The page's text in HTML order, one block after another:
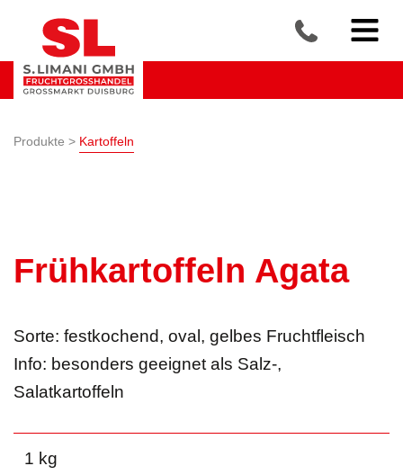
Produkte > Kartoffeln
Frühkartoffeln Agata
Sorte: festkochend, oval, gelbes Fruchtfleisch
Info: besonders geeignet als Salz-,
Salatkartoffeln
1 kg